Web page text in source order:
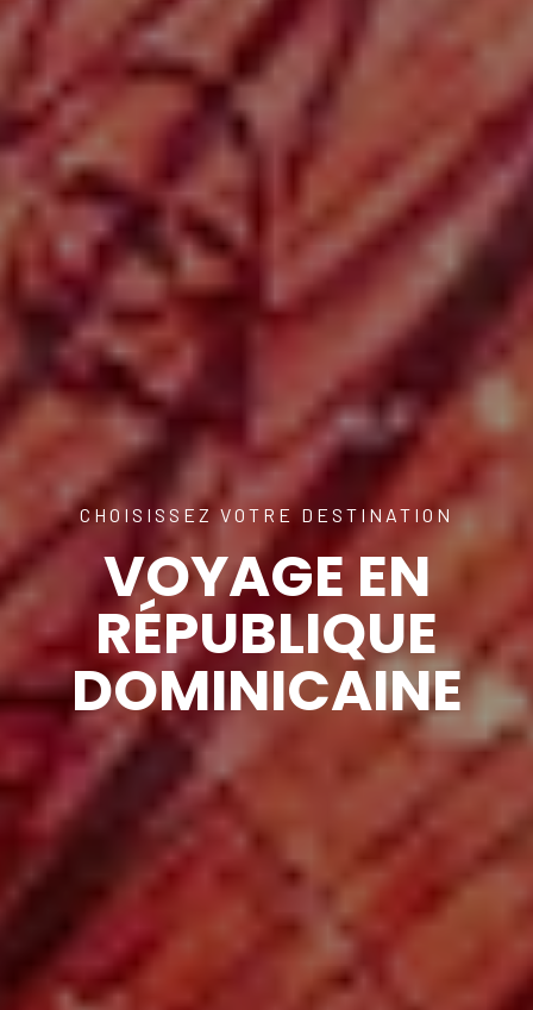
CHOISISSEZ VOTRE DESTINATION
VOYAGE EN
RÉPUBLIQUE
DOMINICAINE